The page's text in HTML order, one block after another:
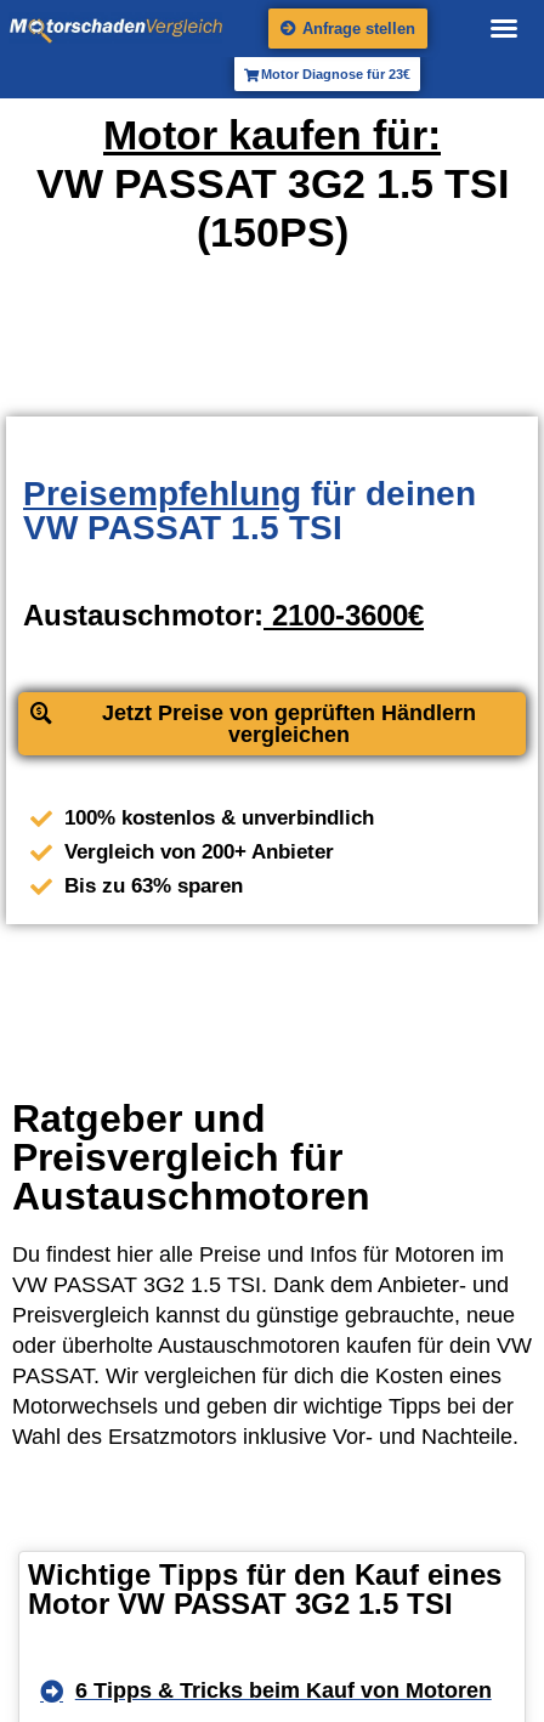
Anfrage stellen
Motor Diagnose für 23€
Motor kaufen für:
VW PASSAT 3G2 1.5 TSI
(150PS)
Preisempfehlung für deinen
VW PASSAT 1.5 TSI
Austauschmotor: 2100-3600€
Jetzt Preise von geprüften Händlern
vergleichen
100% kostenlos & unverbindlich
Vergleich von 200+ Anbieter
Bis zu 63% sparen
Ratgeber und
Preisvergleich für
Austauschmotoren
Du findest hier alle Preise und Infos für Motoren im
VW PASSAT 3G2 1.5 TSI. Dank dem Anbieter- und
Preisvergleich kannst du günstige gebrauchte, neue
oder überholte Austauschmotoren kaufen für dein VW
PASSAT. Wir vergleichen für dich die Kosten eines
Motorwechsels und geben dir wichtige Tipps bei der
Wahl des Ersatzmotors inklusive Vor- und Nachteile.
Wichtige Tipps für den Kauf eines
Motor VW PASSAT 3G2 1.5 TSI
6 Tipps & Tricks beim Kauf von Motoren